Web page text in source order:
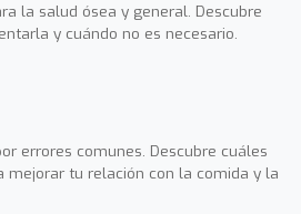
la salud ósea y general. Descubre
y cuándo no es necesario.
errores comunes. Descubre cuáles
mejorar tu relación con la comida y la